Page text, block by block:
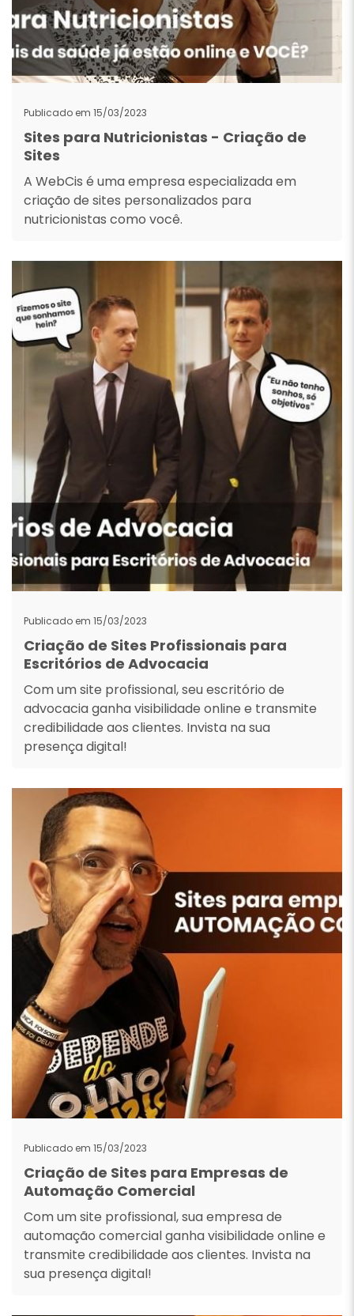
Publicado em 15/03/2023
Sites para Nutricionistas - Criação de
Sites
A WebCis é uma empresa especializada em
criação de sites personalizados para
nutricionistas como você.
Publicado em 15/03/2023
Criação de Sites Profissionais para
Escritórios de Advocacia
Com um site profissional, seu escritório de
advocacia ganha visibilidade online e transmite
credibilidade aos clientes. Invista na sua
presença digital!
Publicado em 15/03/2023
Criação de Sites para Empresas de
Automação Comercial
Com um site profissional, sua empresa de
automação comercial ganha visibilidade online e
transmite credibilidade aos clientes. Invista na
sua presença digital!